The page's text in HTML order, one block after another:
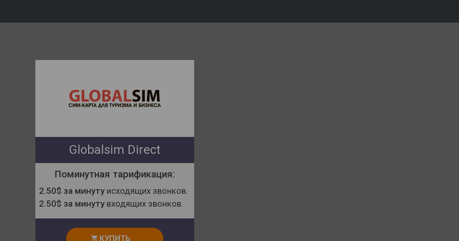
Globalsim Direct
Поминутная тарификация:
2.50$ за минутуисходящих звонков.
2.50$ за минутувходящих звонков.
shopping_cart КУПИТЬ